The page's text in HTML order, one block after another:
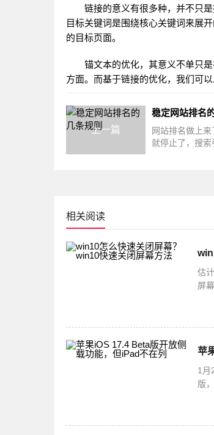
链接的意义有很多种，并不只是
目标关键词是围绕核心关键词来展
的目标页面。
锚文本的优化，其意义不单只是
方面。而基于链接的优化，我们可
上一篇
稳定网站排名
网站排名做上
就停止了，搜索
相关阅读
估
屏
苹
1月
版